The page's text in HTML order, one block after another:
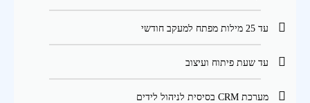
עד 25 מילות מפתח למעקב חודשי
עד שעת פיתוח ועיצוב
מערכת CRM בסיסית לניהול לידים